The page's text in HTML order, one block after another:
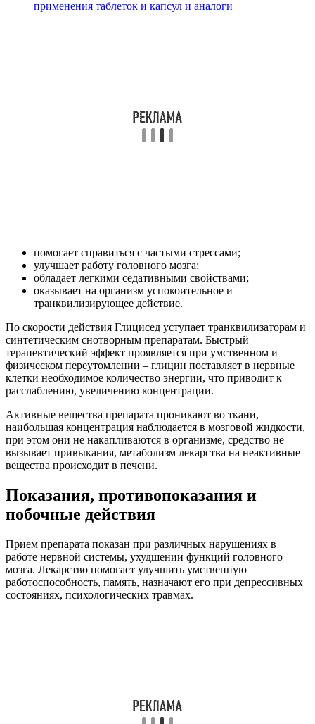
применения таблеток и капсул и аналоги
помогает справиться с частыми стрессами;
улучшает работу головного мозга;
обладает легкими седативными свойствами;
оказывает на организм успокоительное и
транквилизирующее действие.
По скорости действия Глицисед уступает транквилизаторам и
синтетическим снотворным препаратам. Быстрый
терапевтический эффект проявляется при умственном и
физическом переутомлении – глицин поставляет в нервные
клетки необходимое количество энергии, что приводит к
расслаблению, увеличению концентрации.
Активные вещества препарата проникают во ткани,
наибольшая концентрация наблюдается в мозговой жидкости,
при этом они не накапливаются в организме, средство не
вызывает привыкания, метаболизм лекарства на неактивные
вещества происходит в печени.
Показания, противопоказания и
побочные действия
Прием препарата показан при различных нарушениях в
работе нервной системы, ухудшении функций головного
мозга. Лекарство помогает улучшить умственную
работоспособность, память, назначают его при депрессивных
состояниях, психологических травмах.